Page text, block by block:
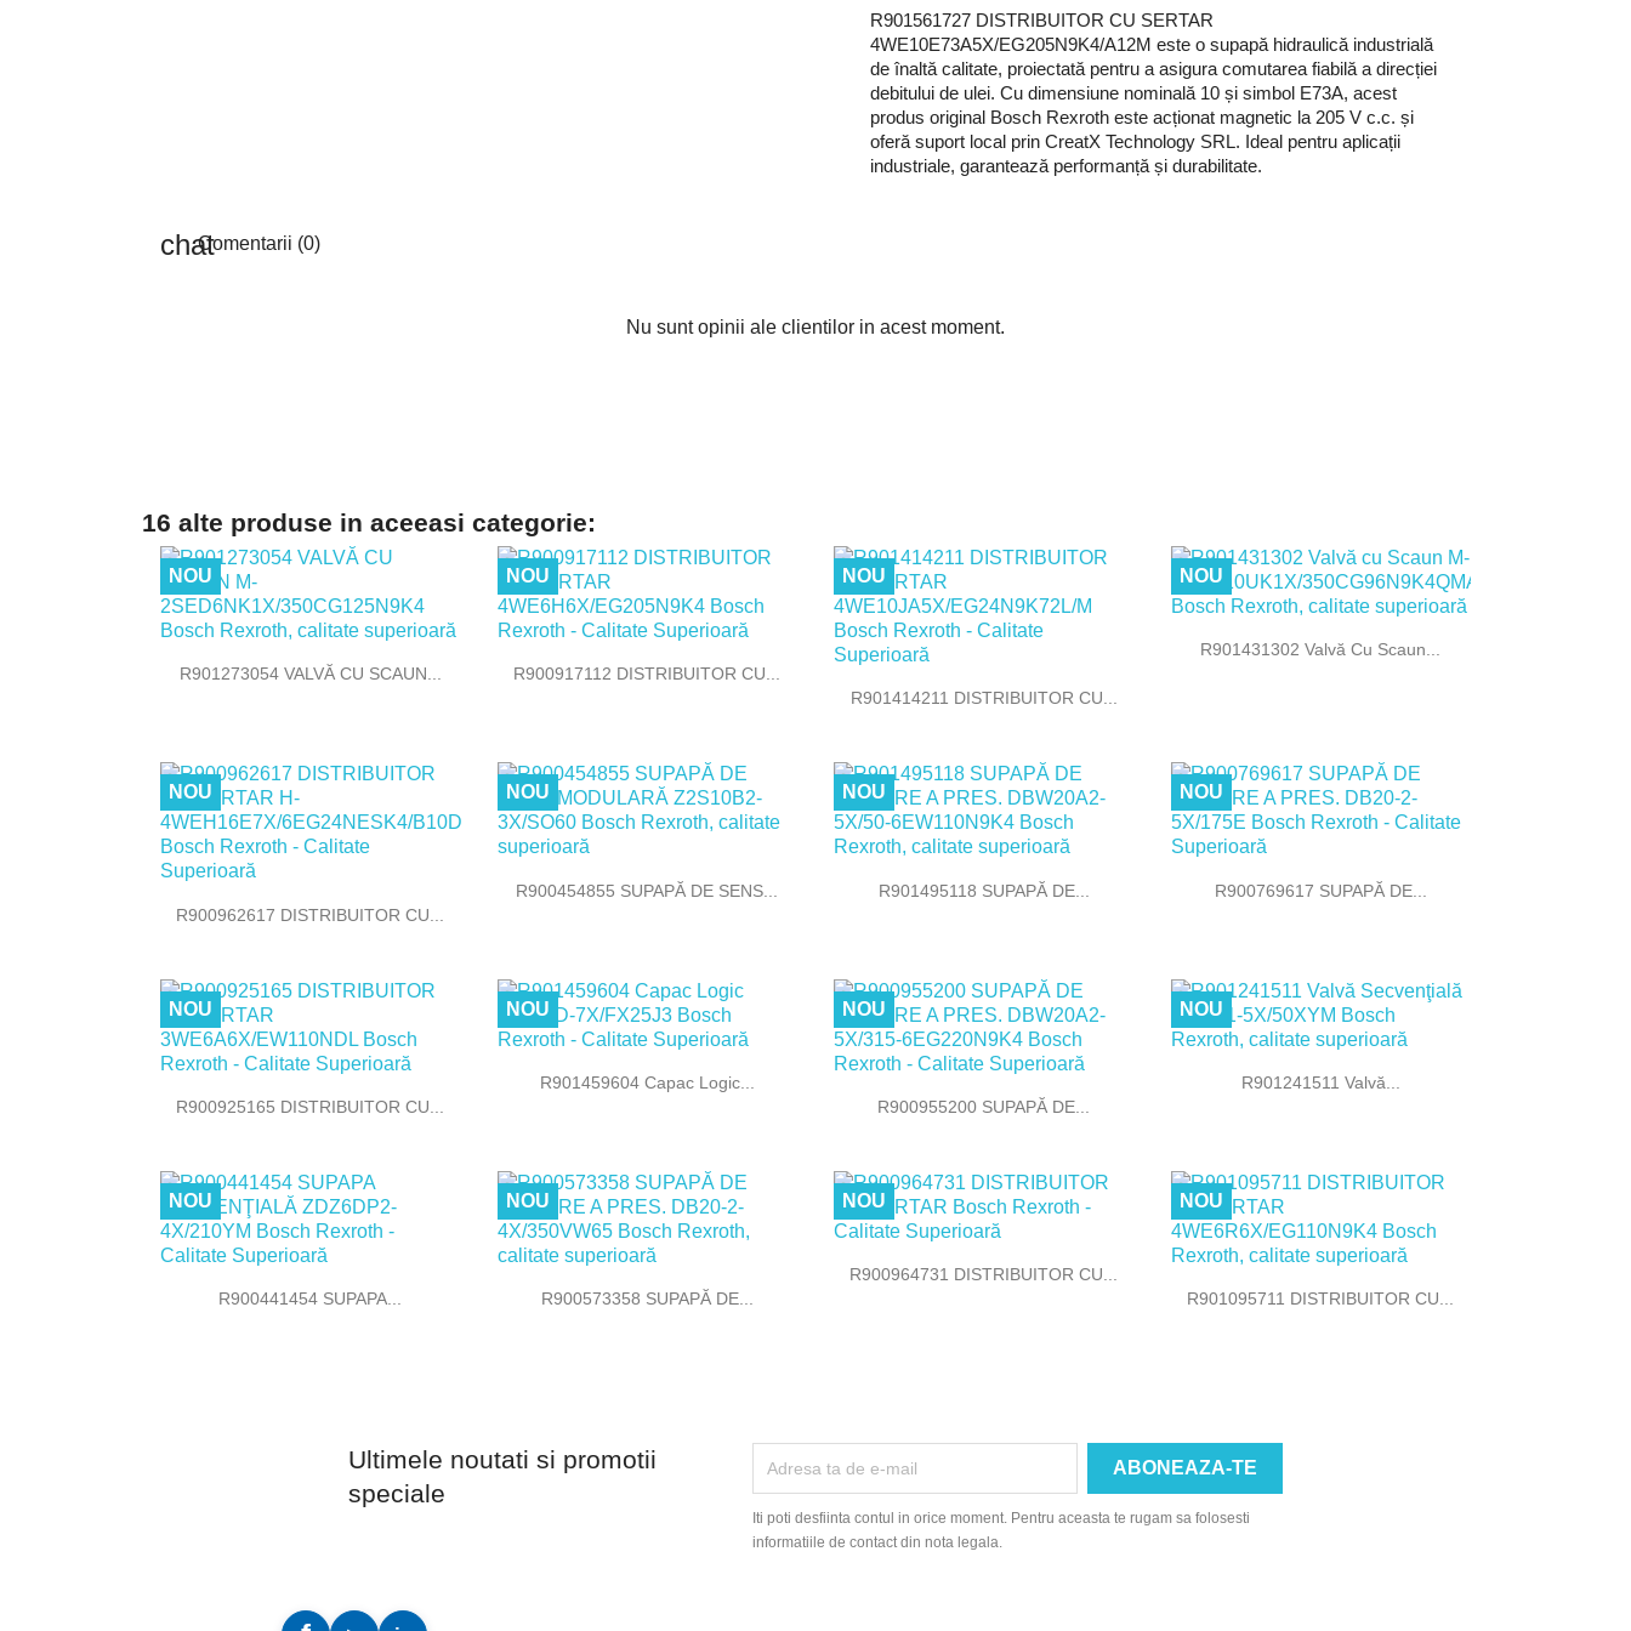
R901561727 DISTRIBUITOR CU SERTAR
4WE10E73A5X/EG205N9K4/A12M este o supapă hidraulică industrială
de înaltă calitate, proiectată pentru a asigura comutarea fiabilă a direcției
debitului de ulei. Cu dimensiune nominală 10 și simbol E73A, acest
produs original Bosch Rexroth este acționat magnetic la 205 V c.c. și
oferă suport local prin CreatX Technology SRL. Ideal pentru aplicații
industriale, garantează performanță și durabilitate.
Comentarii (0)
Nu sunt opinii ale clientilor in acest moment.
16 alte produse in aceeasi categorie:
 Vizualizare rapida
R901273054 VALVĂ CU SCAUN...
NOU
 Vizualizare rapida
R900917112 DISTRIBUITOR CU...
NOU
 Vizualizare rapida
R901414211 DISTRIBUITOR CU...
NOU
 Vizualizare rapida
R901431302 Valvă Cu Scaun...
NOU
 Vizualizare rapida
R900962617 DISTRIBUITOR CU...
NOU
 Vizualizare rapida
R900454855 SUPAPĂ DE SENS...
NOU
 Vizualizare rapida
R901495118 SUPAPĂ DE...
NOU
 Vizualizare rapida
R900769617 SUPAPĂ DE...
NOU
 Vizualizare rapida
R900925165 DISTRIBUITOR CU...
NOU
 Vizualizare rapida
R901459604 Capac Logic...
NOU
 Vizualizare rapida
R900955200 SUPAPĂ DE...
NOU
 Vizualizare rapida
R901241511 Valvă...
NOU
 Vizualizare rapida
R900441454 SUPAPA...
NOU
 Vizualizare rapida
R900573358 SUPAPĂ DE...
NOU
 Vizualizare rapida
R900964731 DISTRIBUITOR CU...
NOU
 Vizualizare rapida
R901095711 DISTRIBUITOR CU...
NOU
Ultimele noutati si promotii
speciale
Iti poti desfiinta contul in orice moment. Pentru aceasta te rugam sa folosesti
informatiile de contact din nota legala.